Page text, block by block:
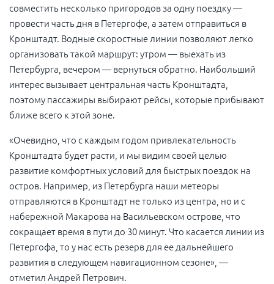
совместить несколько пригородов за одну поездку —
провести часть дня в Петергофе, а затем отправиться в
Кронштадт. Водные скоростные линии позволяют легко
организовать такой маршрут: утром — выехать из
Петербурга, вечером — вернуться обратно. Наибольший
интерес вызывает центральная часть Кронштадта,
поэтому пассажиры выбирают рейсы, которые прибывают
ближе всего к этой зоне.
«Очевидно, что с каждым годом привлекательность
Кронштадта будет расти, и мы видим своей целью
развитие комфортных условий для быстрых поездок на
остров. Например, из Петербурга наши метеоры
отправляются в Кронштадт не только из центра, но и с
набережной Макарова на Васильевском острове, что
сокращает время в пути до 30 минут. Что касается линии из
Петергофа, то у нас есть резерв для ее дальнейшего
развития в следующем навигационном сезоне», —
отметил Андрей Петрович.